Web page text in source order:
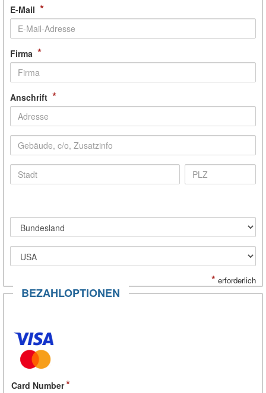
E-Mail *
Firma *
Anschrift *
* erforderlich
BEZAHLOPTIONEN
Card Number